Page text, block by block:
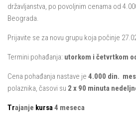
državljanstva, po povoljnim cenama od
Beograda.
Prijavite se za novu grupu koja počinje
Termini pohađanja: utorkom i četvrtkom
Cena pohađanja nastave je 4.000 din.
polaznika, časovi su 2 x 90 minuta
Trajanje kursa4 meseca